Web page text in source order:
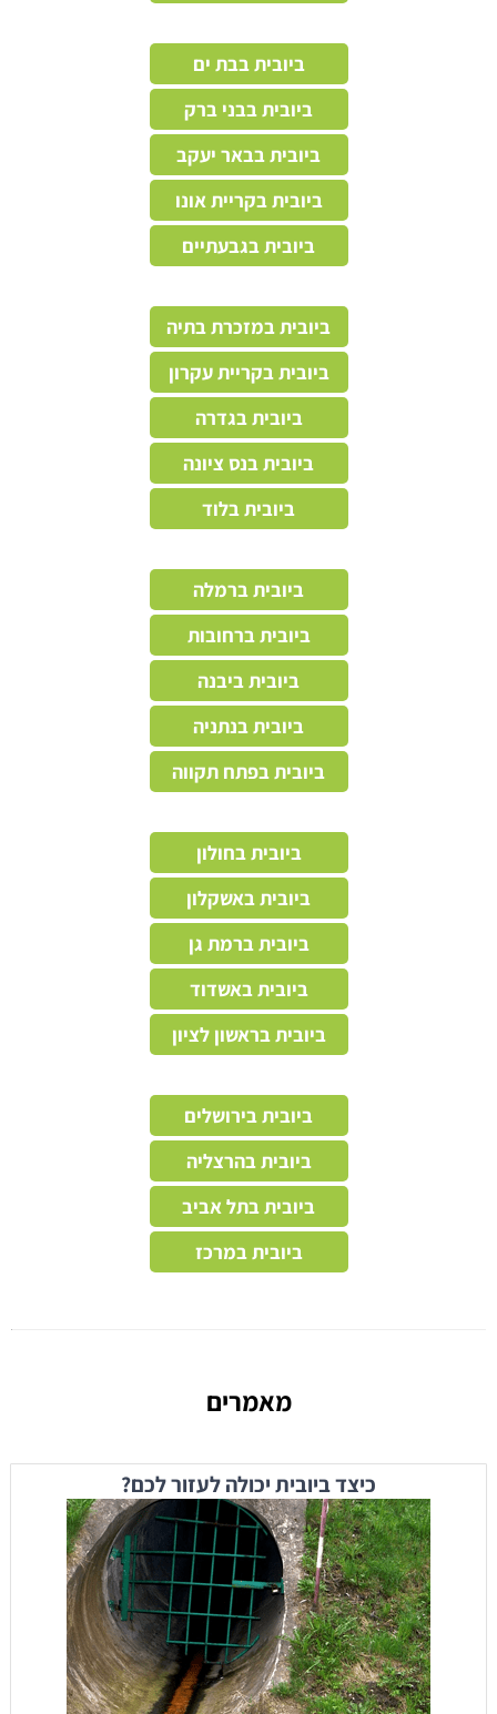
ביובית בבת ים
ביובית בבני ברק
ביובית בבאר יעקב
ביובית בקריית אונו
ביובית בגבעתיים
ביובית במזכרת בתיה
ביובית בקריית עקרון
ביובית בגדרה
ביובית בנס ציונה
ביובית בלוד
ביובית ברמלה
ביובית ברחובות
ביובית ביבנה
ביובית בנתניה
ביובית בפתח תקווה
ביובית בחולון
ביובית באשקלון
ביובית ברמת גן
ביובית באשדוד
ביובית בראשון לציון
ביובית בירושלים
ביובית בהרצליה
ביובית בתל אביב
ביובית במרכז
מאמרים
כיצד ביובית יכולה לעזור לכם?